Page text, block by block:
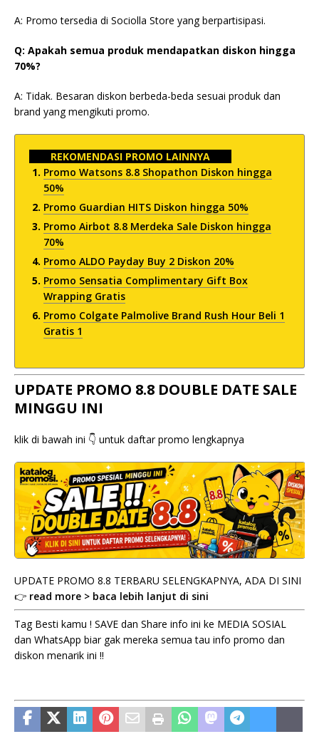
A: Promo tersedia di Sociolla Store yang berpartisipasi.
Q: Apakah semua produk mendapatkan diskon hingga
70%?
A: Tidak. Besaran diskon berbeda-beda sesuai produk dan
brand yang mengikuti promo.
REKOMENDASI PROMO LAINNYA
Promo Watsons 8.8 Shopathon Diskon hingga
50%
Promo Guardian HITS Diskon hingga 50%
Promo Airbot 8.8 Merdeka Sale Diskon hingga
70%
Promo ALDO Payday Buy 2 Diskon 20%
Promo Sensatia Complimentary Gift Box
Wrapping Gratis
Promo Colgate Palmolive Brand Rush Hour Beli 1
Gratis 1
UPDATE PROMO 8.8 DOUBLE DATE SALE
MINGGU INI
klik di bawah ini 👇 untuk daftar promo lengkapnya
UPDATE PROMO 8.8 TERBARU SELENGKAPNYA, ADA DI SINI
👉 read more > baca lebih lanjut di sini
Tag Besti kamu ! SAVE dan Share info ini ke MEDIA SOSIAL
dan WhatsApp biar gak mereka semua tau info promo dan
diskon menarik ini !!